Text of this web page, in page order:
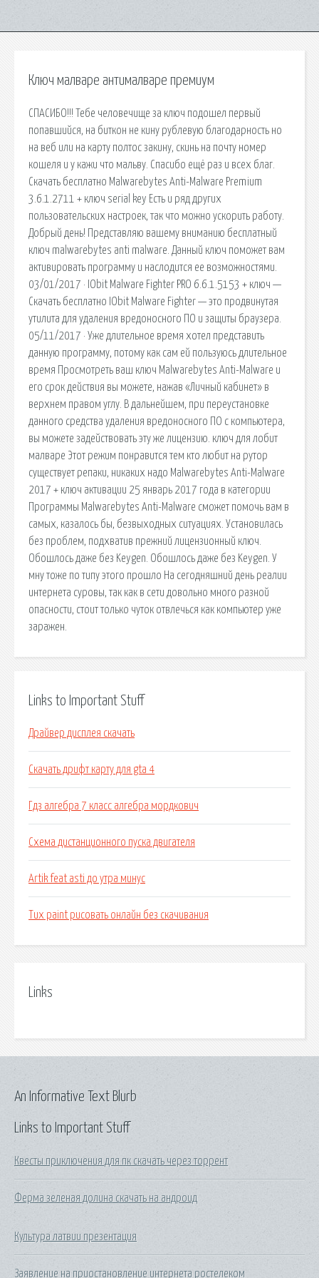
Ключ малваре антималваре премиум
СПАСИБО!!! Тебе человечище за ключ подошел первый
попавшийся, на биткон не кину рублевую благодарность но
на веб или на карту полтос закину, скинь на почту номер
кошеля и у кажи что мальву. Спасибо ещё раз и всех благ.
Скачать бесплатно Malwarebytes Anti-Malware Premium
3.6.1.2711 + ключ serial key Есть и ряд других
пользовательских настроек, так что можно ускорить работу.
Добрый день! Представляю вашему вниманию бесплатный
ключ malwarebytes anti malware. Данный ключ поможет вам
активировать программу и наслодится ее возможностями.
03/01/2017 · IObit Malware Fighter PRO 6.6.1.5153 + ключ —
Скачать бесплатно IObit Malware Fighter — это продвинутая
утилита для удаления вредоносного ПО и защиты браузера.
05/11/2017 · Уже длительное время хотел представить
данную программу, потому как сам ей пользуюсь длительное
время Просмотреть ваш ключ Malwarebytes Anti-Malware и
его срок действия вы можете, нажав «Личный кабинет» в
верхнем правом углу. В дальнейшем, при переустановке
данного средства удаления вредоносного ПО с компьютера,
вы можете задействовать эту же лицензию. ключ для лобит
малваре Этот режим понравится тем кто любит на рутор
существует репаки, никаких надо Malwarebytes Anti-Malware
2017 + ключ активации 25 январь 2017 года в категории
Программы Malwarebytes Anti-Malware сможет помочь вам в
самых, казалось бы, безвыходных ситуациях. Установилась
без проблем, подхватив прежний лицензионный ключ.
Обошлось даже без Keygen. Обошлось даже без Keygen. У
мну тоже по типу этого прошло На сегодняшний день реалии
интернета суровы, так как в сети довольно много разной
опасности, стоит только чуток отвлечься как компьютер уже
заражен.
Links to Important Stuff
Драйвер дисплея скачать
Скачать дрифт карту для gta 4
Гдз алгебра 7 класс алгебра мордкович
Схема дистанционного пуска двигателя
Artik feat asti до утра минус
Tux paint рисовать онлайн без скачивания
Links
Links to Important Stuff
Квесты приключения для пк скачать через торрент
Ферма зеленая долина скачать на андроид
Культура латвии презентация
Заявление на приостановление интернета ростелеком
An Informative Text Blurb